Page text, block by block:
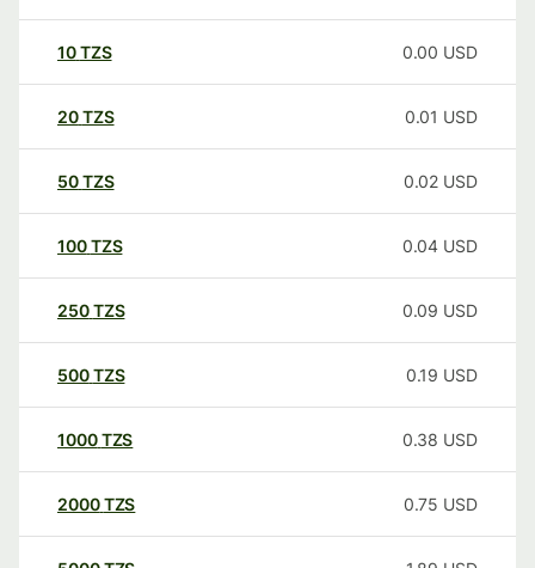
10TZS 0.00 USD
20TZS 0.01 USD
50TZS 0.02 USD
100TZS 0.04 USD
250TZS 0.09 USD
500TZS 0.19 USD
1000TZS 0.38 USD
2000TZS 0.75 USD